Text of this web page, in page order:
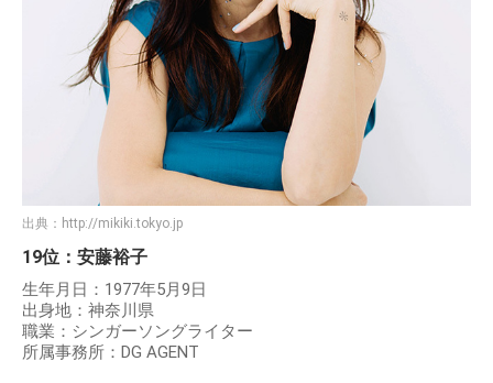
出典： http://mikiki.tokyo.jp
19位：安藤裕子
生年月日：1977年5月9日
出身地：神奈川県
職業：シンガーソングライター
所属事務所：DG AGENT